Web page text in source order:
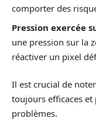
comporter des
Pression exercée
une pression sur la
réactiver un pixel
Il est crucial de
toujours efficaces
problèmes.